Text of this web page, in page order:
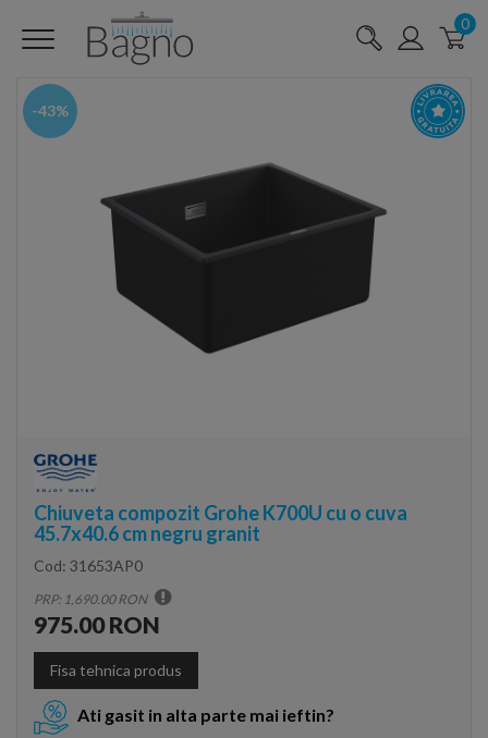
0
-43%
Chiuveta compozit Grohe K700U cu o cuva
45.7x40.6 cm negru granit
Cod: 31653AP0
PRP: 1,690.00 RON
975.00 RON
Fisa tehnica produs
Ati gasit in alta parte mai ieftin?